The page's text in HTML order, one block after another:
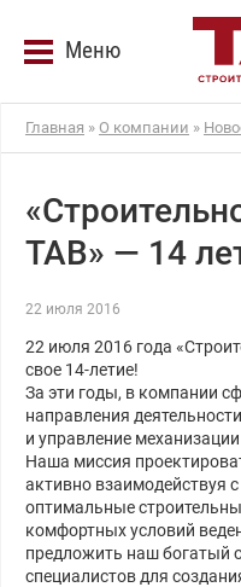
Меню
Главная » О компании »
ТАВ» — 14
22 июля 2016
22 июля 2016 года
свое 14-летие!
За эти годы, в компании
направления
и управление
Наша миссия
активно взаимодействуя
оптимальные
комфортных условий
предложить наш богатый
специалистов для